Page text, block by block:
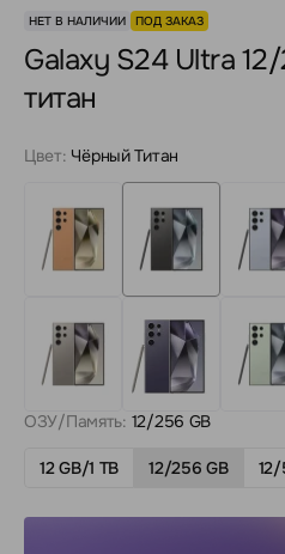
НЕТ В НАЛИЧИИ ПОД ЗАКАЗ
Galaxy S24 Ultra
титан
Цвет: Чёрный Титан
ОЗУ/Память: 12/256 GB
12 GB/1 TB 12/256 GB 12/